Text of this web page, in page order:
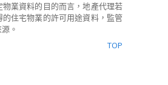
業資料的目的而言，地產代理若
住宅物業的許可用途資料，監管
。
TOP